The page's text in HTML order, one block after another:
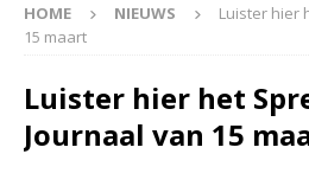
HOME NIEUWS
Luister hier
15 maart
Luister hier het
Journaal van 15